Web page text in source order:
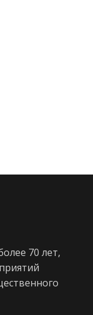
70 лет,